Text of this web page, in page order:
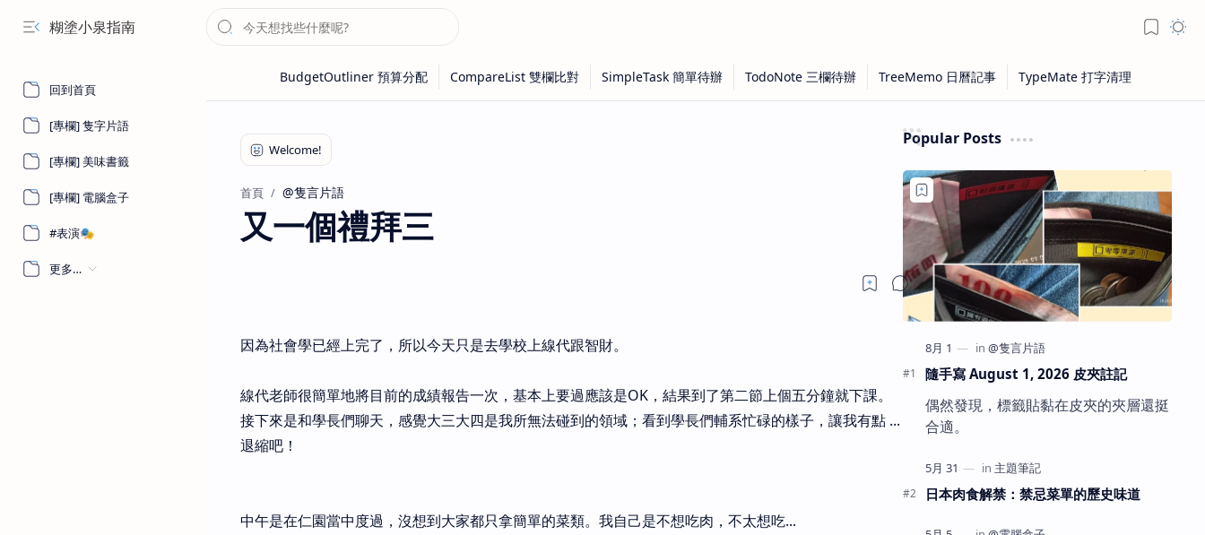
糊塗小泉指南
回到首頁
[專欄] 隻字片語
[專欄] 美味書籤
[專欄] 電腦盒子
#表演🎭
更多…
首頁 @隻言片語
又一個禮拜三
因為社會學已經上完了，所以今天只是去學校上線代跟智財。
線代老師很簡單地將目前的成績報告一次，基本上要過應該是OK，結果到了第二節上個五分鐘就下課。
接下來是和學長們聊天，感覺大三大四是我所無法碰到的領域；看到學長們輔系忙碌的樣子，讓我有點 ...
退縮吧！
中午是在仁園當中度過，沒想到大家都只拿簡單的菜類。我自己是不想吃肉，不太想吃...
Popular Posts
隨手寫 August 1, 2026 皮夾註記
偶然發現，標籤貼黏在皮夾的夾層還挺
合適。
日本肉食解禁：禁忌菜單的歷史味道